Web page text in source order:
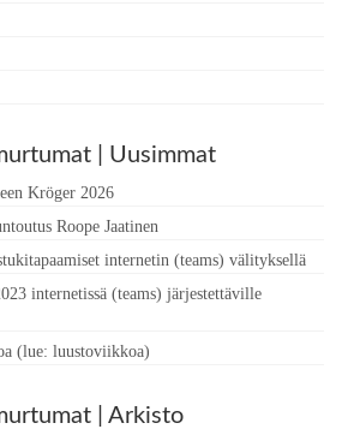
| Uusimmat
Kröger 2026
Roope Jaatinen
internetin (teams) välityksellä
internetissä (teams) järjestettäville
(lue: luustoviikkoa)
| Arkisto